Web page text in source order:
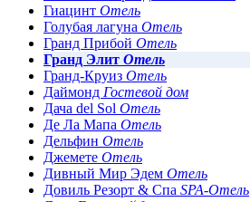
Гиацинт Отель
Голубая лагуна Отель
Гранд Прибой Отель
Гранд Элит Отель
Гранд-Круиз Отель
Даймонд Гостевой дом
Дача del Sol Отель
Де Ла Мапа Отель
Дельфин Отель
Джемете Отель
Дивный Мир Эдем Отель
Довиль Резорт & Спа SPA-Отель